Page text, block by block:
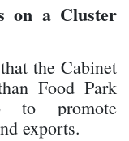
on a Cluster
the Cabinet
Food Park
to promote
exports.